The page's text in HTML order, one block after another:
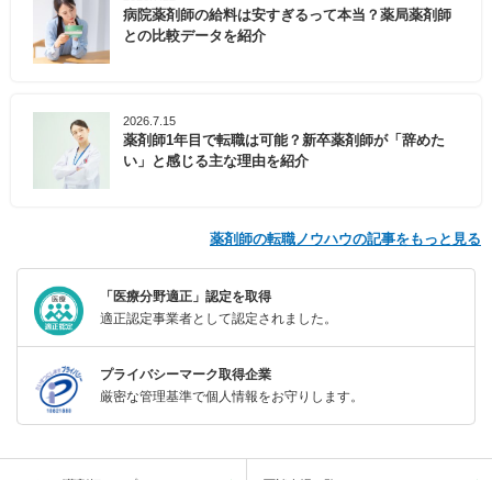
病院薬剤師の給料は安すぎるって本当？薬局薬剤師
との比較データを紹介
2026.7.15
薬剤師1年目で転職は可能？新卒薬剤師が「辞めた
い」と感じる主な理由を紹介
薬剤師の転職ノウハウの記事をもっと見る
「医療分野適正」認定を取得
適正認定事業者として認定されました。
プライバシーマーク取得企業
厳密な管理基準で個人情報をお守りします。